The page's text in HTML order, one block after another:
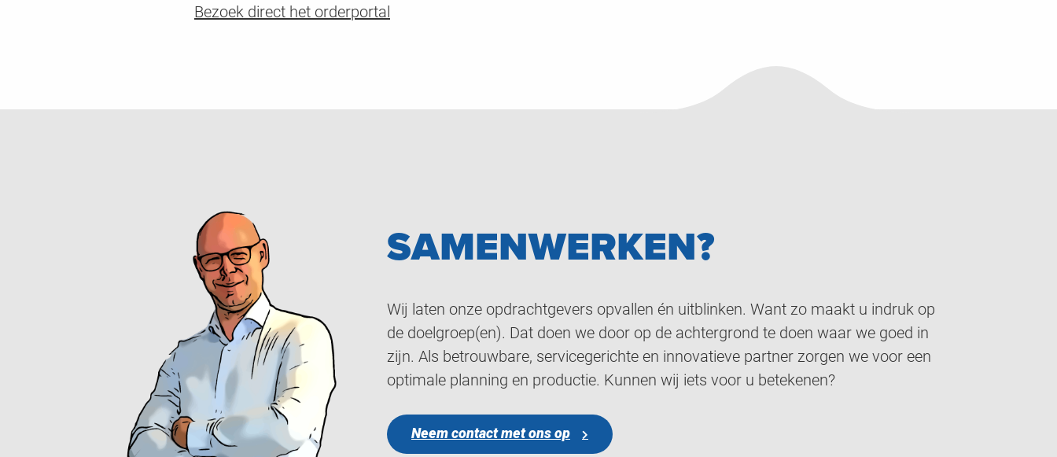
Bezoek direct het orderportal
SAMENWERKEN?
Wij laten onze opdrachtgevers opvallen én uitblinken. Want zo maakt u indruk op
de doelgroep(en). Dat doen we door op de achtergrond te doen waar we goed in
zijn. Als betrouwbare, servicegerichte en innovatieve partner zorgen we voor een
optimale planning en productie. Kunnen wij iets voor u betekenen?
Neem contact met ons op